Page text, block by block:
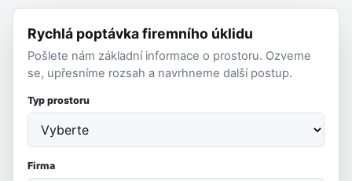
Rychlá poptávka firemního úklidu
Pošlete nám základní informace o prostoru. Ozveme
se, upřesníme rozsah a navrhneme další postup.
Typ prostoru
Firma